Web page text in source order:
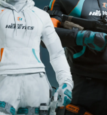
Activision kann diese In-
aktualisieren, ersetzen